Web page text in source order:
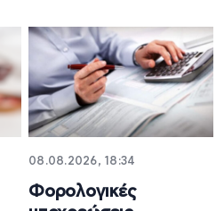
08.08.2026, 18:34
Φορολογικές